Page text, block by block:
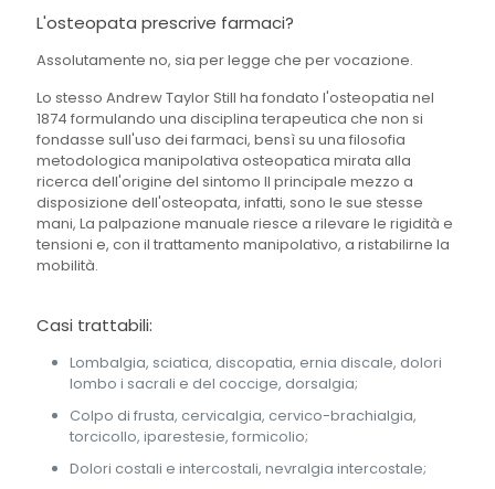
L'osteopata prescrive farmaci?
Assolutamente no, sia per legge che per vocazione.
Lo stesso Andrew Taylor Still ha fondato l'osteopatia nel
1874 formulando una disciplina terapeutica che non si
fondasse sull'uso dei farmaci, bensì su una filosofia
metodologica manipolativa osteopatica mirata alla
ricerca dell'origine del sintomo Il principale mezzo a
disposizione dell'osteopata, infatti, sono le sue stesse
mani, La palpazione manuale riesce a rilevare le rigidità e
tensioni e, con il trattamento manipolativo, a ristabilirne la
mobilità.
Casi trattabili:
Lombalgia, sciatica, discopatia, ernia discale, dolori
lombo i sacrali e del coccige, dorsalgia;
Colpo di frusta, cervicalgia, cervico-brachialgia,
torcicollo, iparestesie, formicolio;
Dolori costali e intercostali, nevralgia intercostale;